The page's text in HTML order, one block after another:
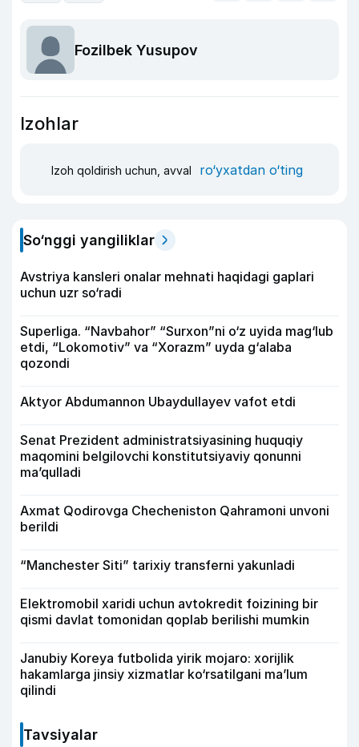
Fozilbek Yusupov
Izohlar
Izoh qoldirish uchun, avval ro‘yxatdan o‘ting
So‘nggi yangiliklar
Avstriya kansleri onalar mehnati haqidagi gaplari
uchun uzr so‘radi
Superliga. “Navbahor” “Surxon”ni o‘z uyida mag‘lub
etdi, “Lokomotiv” va “Xorazm” uyda g‘alaba
qozondi
Aktyor Abdu­mannon Ubaydullayev vafot etdi
Senat Prezident administratsiyasining huquqiy
maqomini belgilovchi konstitutsiyaviy qonunni
ma’qulladi
Axmat Qodirovga Checheniston Qahramoni unvoni
berildi
“Manchester Siti” tarixiy transferni yakunladi
Elektromobil xaridi uchun avtokredit foizining bir
qismi davlat tomonidan qoplab berilishi mumkin
Janubiy Koreya futbolida yirik mojaro: xorijlik
hakamlarga jinsiy xizmatlar ko‘rsatilgani ma’lum
qilindi
Tavsiyalar